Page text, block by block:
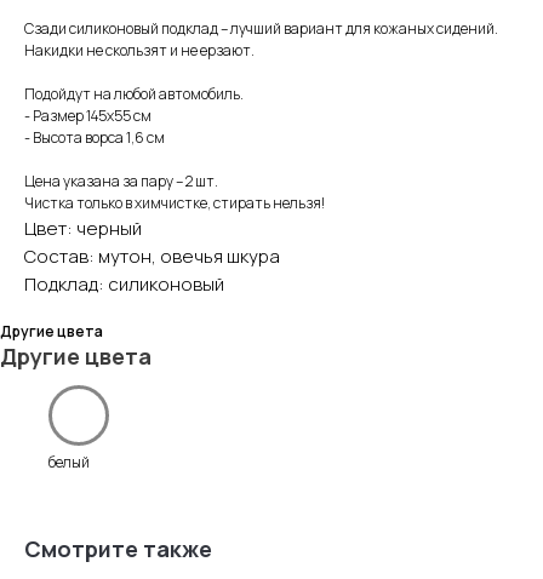
Сзади силиконовый подклад – лучший вариант для кожаных сидений.
Накидки не скользят и не ерзают.
Подойдут на любой автомобиль.
- Размер 145х55 см
- Высота ворса 1,6 см
Цена указана за пару – 2 шт.
Чистка только в химчистке, стирать нельзя!
Цвет: черный
Состав: мутон, овечья шкура
Подклад: силиконовый
Другие цвета
Другие цвета
белый
Смотрите также